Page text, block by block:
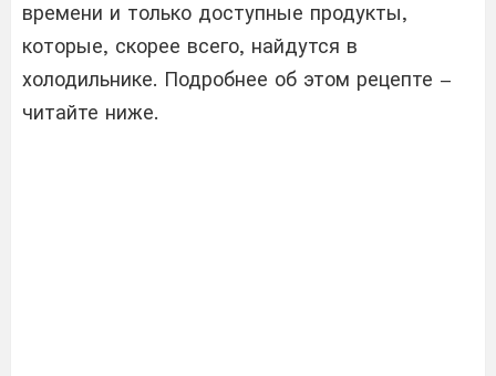
времени и только доступные продукты,
которые, скорее всего, найдутся в
холодильнике. Подробнее об этом рецепте –
читайте ниже.